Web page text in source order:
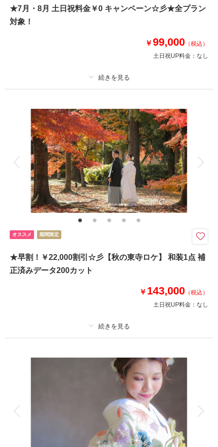
※土日祝でも料金は変わりません。
※綿帽子をご希望の場合は別途￥5,500（アトリエ撮影のみ）
※雨天予報で日程が変更になった場合もこちらの価格でご利用いただけま
相談予約する
来店・オンライン
撮影日の空き
を確認する
★7月・8月 土日祝料金￥0 キャンペーン☆彡★全プラン
対象！
￥99,000 （税込）
土日祝UP料金： なし
撮影料 新婦衣装1着 新郎衣装1着
着付け ヘアメイク 小物一式
アルバム データ 150 カット 台紙付写真
衣装追加 会食 挙式
家族と撮影 家族用衣装レンタル ペットと撮影
その他含むもの
ロケ地使用料・移動費・新婦髪飾り・アテンドスタッフ・データ補正・ダウ
お得なサマーキャンペーンです！
※表記の￥99,000は祇園白川もしくは鴨川プランご利用時の料金となりま
す。
オススメ 期間限定
★早割！￥22,000割引☆彡【秋の東寺ロケ】 和装1点 補
正済みデータ200カット
￥ 143,000 （税込）
土日祝UP料金： なし
新婦衣装1着 新郎衣装1着
ヘアメイク 小物一式
データ 200 カット
会食
家族用衣装レンタル ペットと撮影
その他含むもの